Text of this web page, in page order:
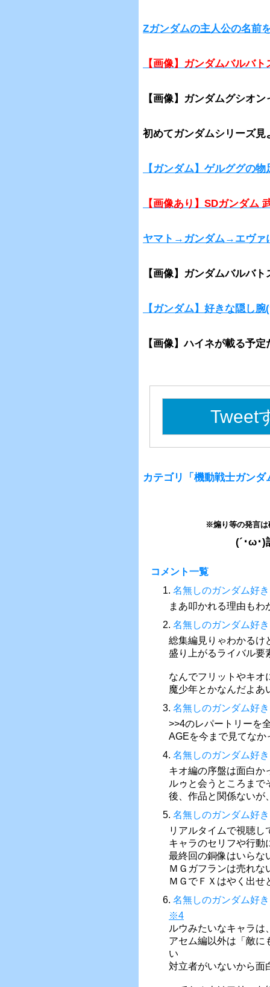
Zガンダムの主人公の名前
【画像】ガンダムバルバ
【画像】ガンダムグシオ
初めてガンダムシリーズ
【ガンダム】ゲルググの
【画像あり】SDガンダム
ヤマト→ガンダム→エヴァ
【画像】ガンダムバルバ
【ガンダム】好きな隠し
【画像】ハイネが載る予
Tweet
カテゴリ「機動戦士ガン
※煽り等の発言は
(´･ω･)
コメント一覧
1. 名無しのガンダム好き
まあ叩かれる理由も
2. 名無しのガンダム好き
総集編見りゃわかるけ
盛り上がるライバル要
なんでフリットやキオ
魔少年とかなんだよあ
3. 名無しのガンダム好き
>>4のレパートリーを
AGEを今まで見てな
4. 名無しのガンダム好き
キオ編の序盤は面白か
ルゥと会うところまで
後、作品と関係ないが
5. 名無しのガンダム好き
リアルタイムで視聴
キャラのセリフや行動
最終回の銅像はいらな
ＭＧガフランは売れな
ＭＧでＦＸはやく出せ
6. 名無しのガンダム好き
※4
ルウみたいなキャラは
アセム編以外は「敵に
い
対立者がいないから面